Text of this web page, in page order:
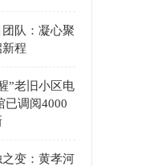
队：凝心聚
程
”老旧小区电
已调阅4000
变：黄孝河